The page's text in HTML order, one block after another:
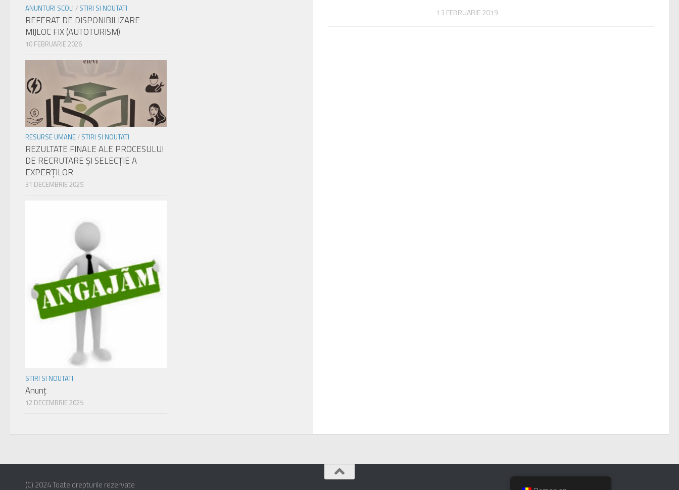
13 FEBRUARIE 2019
ANUNTURI SCOLI / STIRI SI NOUTATI
REFERAT DE DISPONIBILIZARE
MIJLOC FIX (AUTOTURISM)
10 FEBRUARIE 2026
RESURSE UMANE/ STIRI SI NOUTATI
REZULTATE FINALE ALE PROCESULUI
DE RECRUTARE ŞI SELECŢIE A
EXPERŢILOR
31 DECEMBRIE 2025
STIRI SI NOUTATI
Anunț
12 DECEMBRIE 2025
(C) 2024 Toate drepturile rezervate